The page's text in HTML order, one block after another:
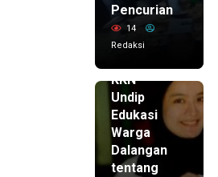
Pencurian
14
Redaksi
KKN
Undip
Edukasi
Warga
Dalangan
tentang